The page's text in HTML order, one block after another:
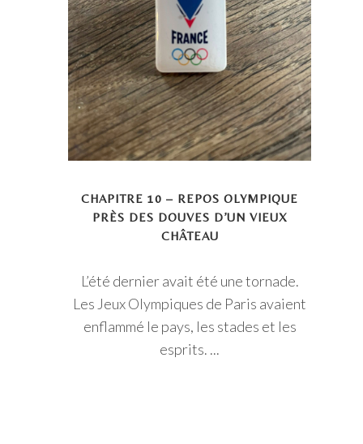
CHAPITRE 10 – REPOS OLYMPIQUE
PRÈS DES DOUVES D’UN VIEUX
CHÂTEAU
L’été dernier avait été une tornade.
Les Jeux Olympiques de Paris avaient
enflammé le pays, les stades et les
esprits. ...